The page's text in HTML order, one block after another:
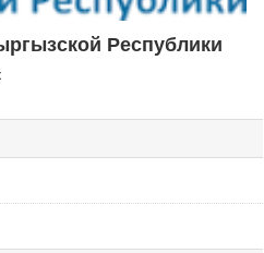
Республики